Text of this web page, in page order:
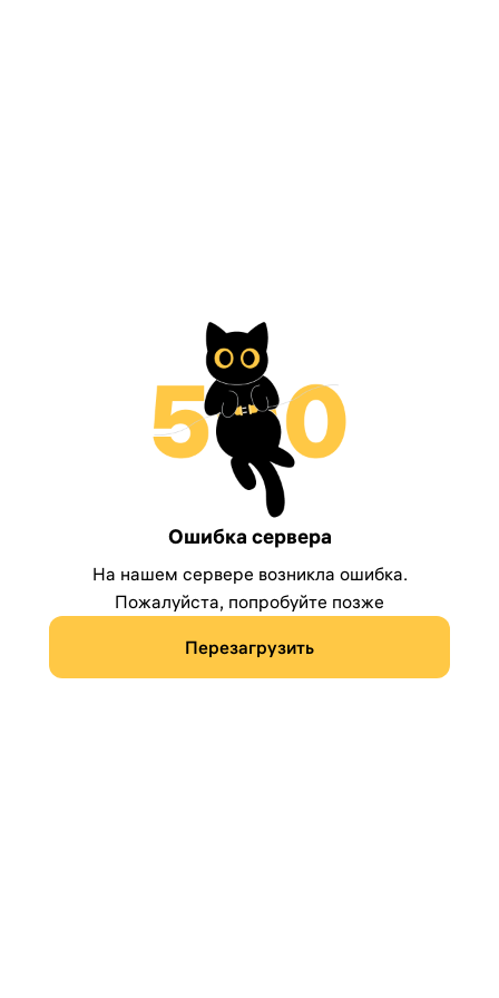
Ошибка сервера
На нашем сервере возникла ошибка.
Пожалуйста, попробуйте позже
Перезагрузить